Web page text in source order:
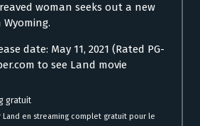
woman seeks out a new
date: May 11, 2021 (Rated PG-
to see Land movie
gratuit
en streaming complet gratuit pour le